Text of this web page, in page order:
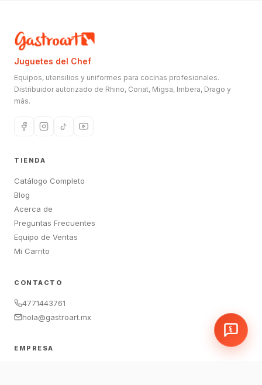
Juguetes del Chef
Equipos, utensilios y uniformes para cocinas profesionales.
Distribuidor autorizado de Rhino, Coriat, Migsa, Imbera, Drago y
más.
TIENDA
Catálogo Completo
Blog
Acerca de
Preguntas Frecuentes
Equipo de Ventas
Mi Carrito
CONTACTO
4771443761
hola@gastroart.mx
EMPRESA